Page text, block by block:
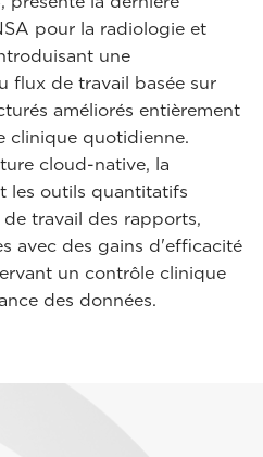
pour la radiologie et
une
flux de travail basée sur
améliorés entièrement
clinique quotidienne.
cloud-native, la
les outils quantitatifs
travail des rapports,
avec des gains d'efficacité
un contrôle clinique
des données.